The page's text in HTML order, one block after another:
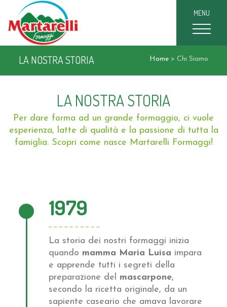
MENU
LA NOSTRA STORIA Home> Chi Siamo
LA NOSTRA STORIA
Per dare forma ad un grande formaggio, ci vuole
esperienza, latte di qualità e la passione di tutta la
famiglia. Scopri come nasce Martarelli Formaggi!
1979
La storia dei nostri formaggi inizia
quando mamma Maria Luisa impara
e apprende tutti i segreti della
preparazione del mascarpone,
secondo la ricetta originale, da un
sapiente caseario che amava lavorare